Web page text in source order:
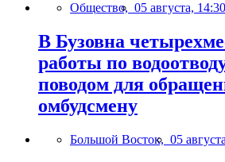
Общество, 05 августа, 14:30
В Бузовна
работы по
поводом для
омбудсмену
Большой Восток, 05